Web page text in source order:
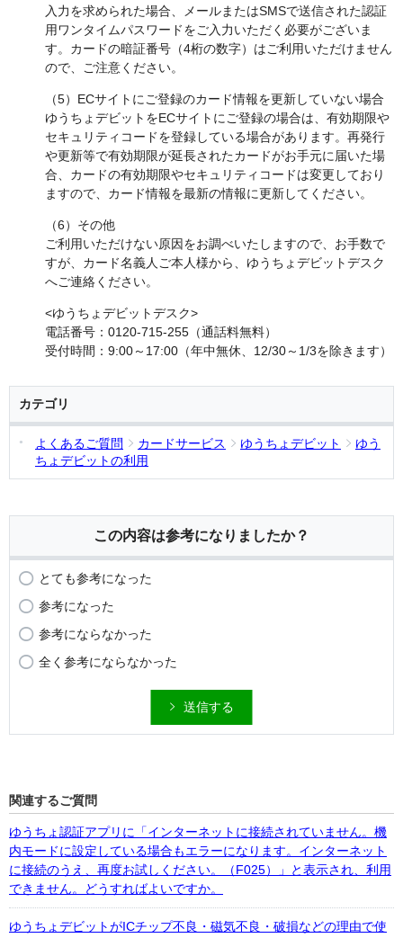
入力を求められた場合、メールまたはSMSで送信された認証
用ワンタイムパスワードをご入力いただく必要がございま
す。カードの暗証番号（4桁の数字）はご利用いただけません
ので、ご注意ください。
（5）ECサイトにご登録のカード情報を更新していない場合
ゆうちょデビットをECサイトにご登録の場合は、有効期限や
セキュリティコードを登録している場合があります。再発行
や更新等で有効期限が延長されたカードがお手元に届いた場
合、カードの有効期限やセキュリティコードは変更しており
ますので、カード情報を最新の情報に更新してください。
（6）その他
ご利用いただけない原因をお調べいたしますので、お手数で
すが、カード名義人ご本人様から、ゆうちょデビットデスク
へご連絡ください。
<ゆうちょデビットデスク>
電話番号：0120-715-255（通話料無料）
受付時間：9:00～17:00（年中無休、12/30～1/3を除きます）
カテゴリ
よくあるご質問 カードサービス ゆうちょデビット
ゆう
ちょデビットの利用
この内容は参考になりましたか？
とても参考になった
参考になった
参考にならなかった
全く参考にならなかった
送信する
関連するご質問
ゆうちょ認証アプリに「インターネットに接続されていません。機
内モードに設定している場合もエラーになります。インターネット
に接続のうえ、再度お試しください。（F025）」と表示され、利用
できません。どうすればよいですか。
ゆうちょデビットがICチップ不良・磁気不良・破損などの理由で使